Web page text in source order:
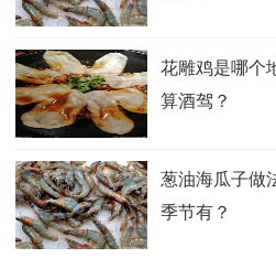
花雕鸡是哪个
算酒驾？
葱油海瓜子做
季节有？